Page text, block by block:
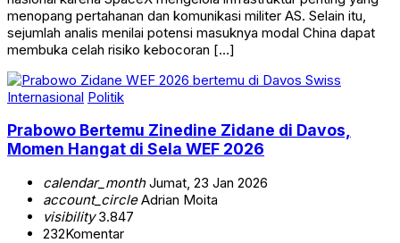
menopang pertahanan dan komunikasi militer AS. Selain itu,
sejumlah analis menilai potensi masuknya modal China dapat
membuka celah risiko kebocoran […]
Internasional Politik
Prabowo Bertemu Zinedine Zidane di Davos,
Momen Hangat di Sela WEF 2026
calendar_monthJumat, 23 Jan 2026
account_circleAdrian Moita
visibility3.847
232Komentar